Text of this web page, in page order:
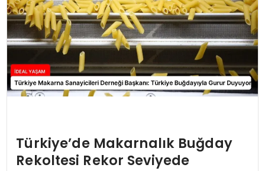
Türkiye’de Makarnalık Buğday
Rekoltesi Rekor Seviyede